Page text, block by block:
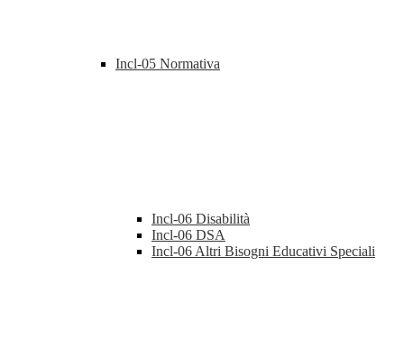
Incl-05 Normativa
Incl-06 Disabilità
Incl-06 DSA
Incl-06 Altri Bisogni Educativi Speciali